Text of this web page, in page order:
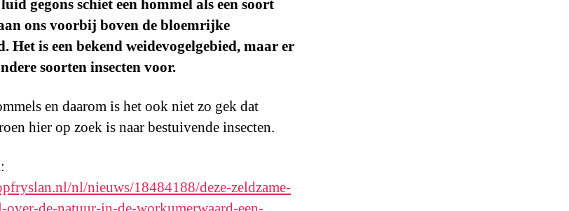
gegons schiet een hommel als een soort
ons voorbij boven de bloemrijke
Het is een bekend weidevogelgebied, maar er
soorten insecten voor.
en daarom is het ook niet zo gek dat
hier op zoek is naar bestuivende insecten.
nl/nieuws/18484188/deze-zeldzame-